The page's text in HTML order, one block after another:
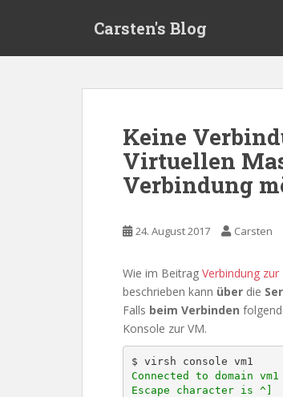
Carsten's Blog
Keine
Virtuellen
Verbindung
24. August 2017 Carsten
Wie im Beitrag Verbindung
beschrieben kann über die
Falls beim Verbinden
Konsole zur VM.
Connected to domain vm1
Escape character is ^]